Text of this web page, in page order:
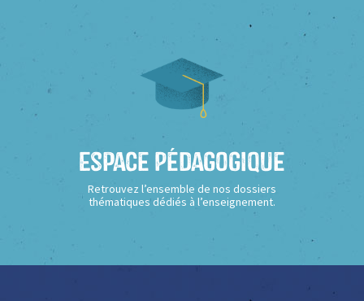
Espace Pédagogique
Retrouvez l’ensemble de nos dossiers
thématiques dédiés à l’enseignement.